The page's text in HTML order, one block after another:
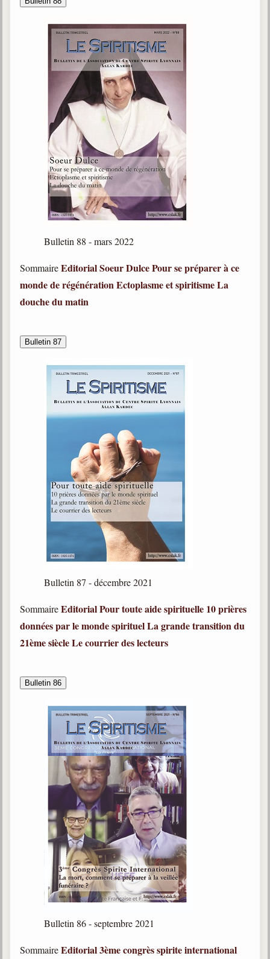
Bulletin 88 - mars 2022
SommaireEditorialSoeur DulcePour se préparer à ce
monde de régénérationEctoplasme et spiritismeLa
douche du matin
Bulletin 87
Bulletin 87 - décembre 2021
SommaireEditorialPour toute aide spirituelle 10 prières
données par le monde spirituelLa grande transition du
21ème siècleLe courrier des lecteurs
Bulletin 86
Bulletin 86 - septembre 2021
SommaireEditorial3ème congrès spirite international